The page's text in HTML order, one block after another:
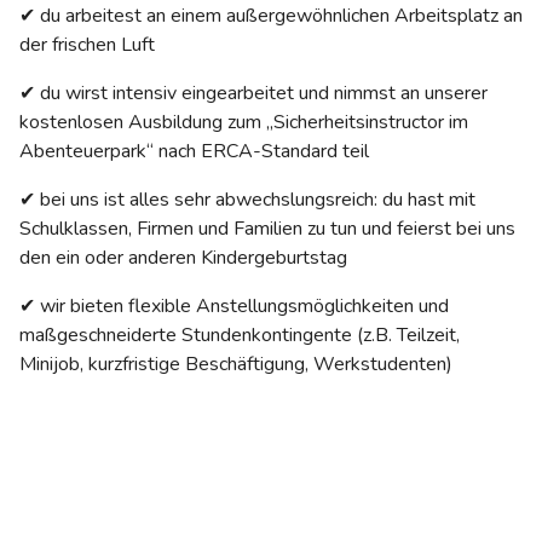
✔ du arbeitest an einem außergewöhnlichen Arbeitsplatz an
der frischen Luft
✔ du wirst intensiv eingearbeitet und nimmst an unserer
kostenlosen Ausbildung zum „Sicherheitsinstructor im
Abenteuerpark“ nach ERCA-Standard teil
✔ bei uns ist alles sehr abwechslungsreich: du hast mit
Schulklassen, Firmen und Familien zu tun und feierst bei uns
den ein oder anderen Kindergeburtstag
✔ wir bieten flexible Anstellungsmöglichkeiten und
maßgeschneiderte Stundenkontingente (z.B. Teilzeit,
Minijob, kurzfristige Beschäftigung, Werkstudenten)